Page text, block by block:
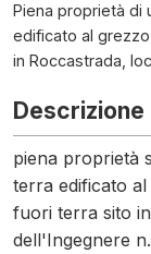
Piena proprietà di
edificato al
in Roccastrada,
Descrizione
piena proprietà
terra edificato
fuori terra sito
dell'Ingegnere